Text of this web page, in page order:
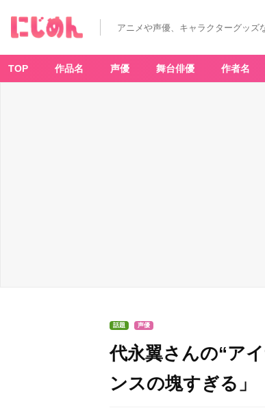
アニメや声優、キャラクターグッズ
TOP 作品名 声優 舞台俳優 作者名
話題 声優
代永翼さんの“ア
ンスの塊すぎる」